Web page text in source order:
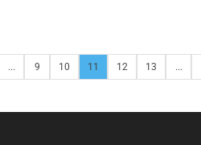
... 9 10 11 12 13 ...